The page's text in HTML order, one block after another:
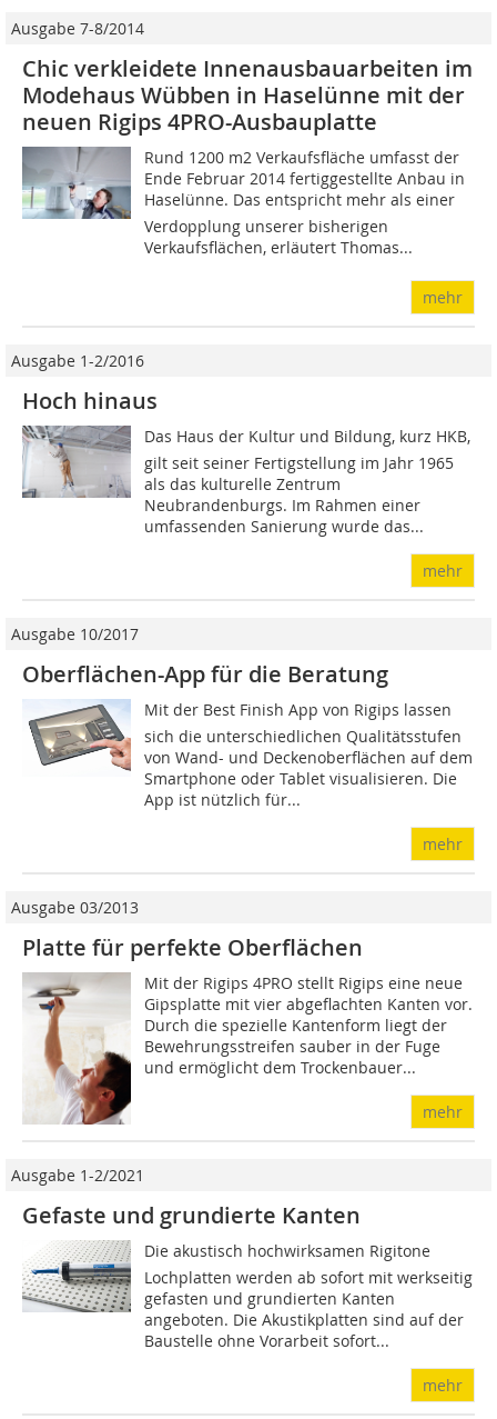
Ausgabe 7-8/2014
Chic verkleidete Innenausbauarbeiten im
Modehaus Wübben in Haselünne mit der
neuen Rigips 4PRO-Ausbauplatte
Rund 1200 m2 Verkaufsfläche umfasst der
Ende Februar 2014 fertiggestellte Anbau in
Haselünne. Das entspricht mehr als einer
Verdopplung unserer bisherigen
Verkaufsflächen, erläutert Thomas...
mehr
Ausgabe 1-2/2016
Hoch hinaus
Das Haus der Kultur und Bildung, kurz HKB,
gilt seit seiner Fertigstellung im Jahr 1965
als das kulturelle Zentrum
Neubrandenburgs. Im Rahmen einer
umfassenden Sanierung wurde das...
mehr
Ausgabe 10/2017
Oberflächen-App für die Beratung
Mit der Best Finish App von Rigips lassen
sich die unterschiedlichen Qualitätsstufen
von Wand- und Deckenoberflächen auf dem
Smartphone oder Tablet visualisieren. Die
App ist nützlich für...
mehr
Ausgabe 03/2013
Platte für perfekte Oberflächen
Mit der Rigips 4PRO stellt Rigips eine neue
Gipsplatte mit vier abgeflachten Kanten vor.
Durch die spezielle Kantenform liegt der
Bewehrungsstreifen sauber in der Fuge
und ermöglicht dem Trockenbauer...
mehr
Ausgabe 1-2/2021
Gefaste und grundierte Kanten
Die akustisch hochwirksamen Rigitone
Lochplatten werden ab sofort mit werkseitig
gefasten und grundierten Kanten
angeboten. Die Akustikplatten sind auf der
Baustelle ohne Vorarbeit sofort...
mehr